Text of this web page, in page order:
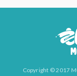
Copyright © 2017